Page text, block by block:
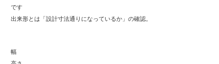
です
出来形とは「設計寸法通りになっているか」の確認。
幅